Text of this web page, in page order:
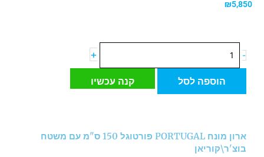
₪5,850
-
של
מונח
ס"מ
עם
+
הוספה לסל קנה עכשיו
ארון מונח PORTUGAL פורטוגל 150 ס"מ עם משטח
בוצ'ר\קוריאן